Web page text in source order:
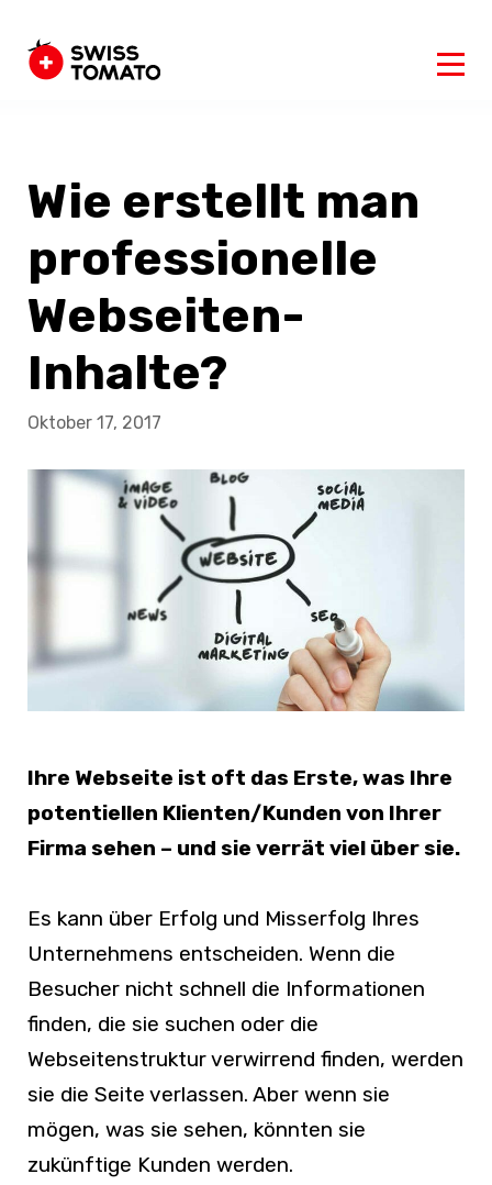
Wie erstellt man
professionelle
Webseiten-
Inhalte?
Oktober 17, 2017
Ihre Webseite ist oft das Erste, was Ihre
potentiellen Klienten/Kunden von Ihrer
Firma sehen – und sie verrät viel über sie.
Es kann über Erfolg und Misserfolg Ihres
Unternehmens entscheiden. Wenn die
Besucher nicht schnell die Informationen
finden, die sie suchen oder die
Webseitenstruktur verwirrend finden, werden
sie die Seite verlassen. Aber wenn sie
mögen, was sie sehen, könnten sie
zukünftige Kunden werden.